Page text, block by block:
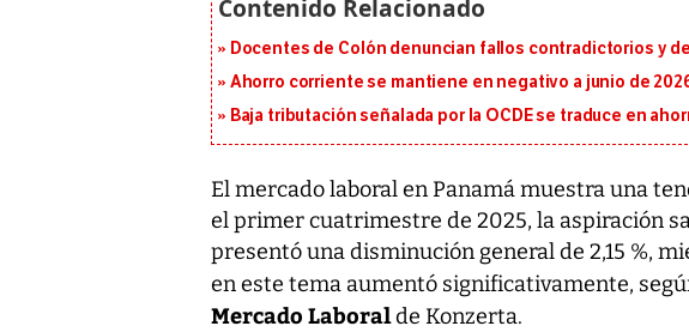
Docentes de Colón denuncian fallos contradictorios y
Ahorro corriente se mantiene en negativo a junio de
Baja tributación señalada por la OCDE se traduce en
El mercado laboral en Panamá muestra una
el primer cuatrimestre de 2025, la aspiración
presentó una disminución general de 2,15 %,
en este tema aumentó significativamente,
Mercado Laboralde Konzerta.